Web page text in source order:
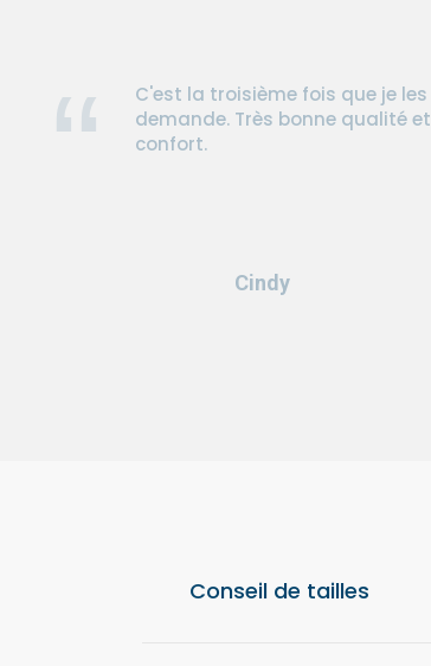
C'est la troisième fois que je les
demande. Très bonne qualité et
confort.
Cindy
Conseil de tailles